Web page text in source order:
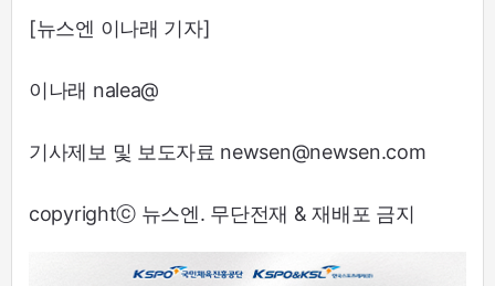
[뉴스엔 이나래 기자]
이나래 nalea@
기사제보 및 보도자료 newsen@newsen.com
copyrightⓒ 뉴스엔. 무단전재 & 재배포 금지